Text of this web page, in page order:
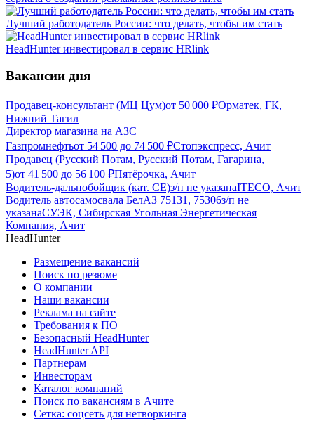
Лучший работодатель России: что делать, чтобы им стать
HeadHunter инвестировал в сервис HRlink
Вакансии дня
Продавец-консультант (МЦ Цум)от 50 000 ₽Орматек, ГК,
Нижний Тагил
Директор магазина на АЗС
Газпромнефтьот 54 500 до 74 500 ₽Стопэкспресс, Ачит
Продавец (Русский Потам, Русский Потам, Гагарина,
5)от 41 500 до 56 100 ₽Пятёрочка, Ачит
Водитель-дальнобойщик (кат. CE)з/п не указанаITECO, Ачит
Водитель автосамосвала БелАЗ 75131, 75306з/п не
указанаСУЭК, Сибирская Угольная Энергетическая
Компания, Ачит
HeadHunter
Размещение вакансий
Поиск по резюме
О компании
Наши вакансии
Реклама на сайте
Требования к ПО
Безопасный HeadHunter
HeadHunter API
Партнерам
Инвесторам
Каталог компаний
Поиск по вакансиям в Ачите
Сетка: соцсеть для нетворкинга